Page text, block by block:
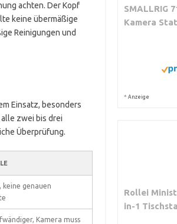
achten. Der Kopf
keine übermäßige
Reinigungen und
Einsatz, besonders
zwei bis drei
Überprüfung.
keine genauen
Kamera muss
SMALLRIG
Kamera
* Anzeige
Rollei
in-1